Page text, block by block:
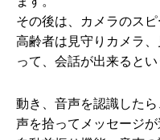
その後は、カメラのス
高齢者は見守りカメラ
って、会話が出来るとい
動き、音声を認識した
声を拾ってメッセージが